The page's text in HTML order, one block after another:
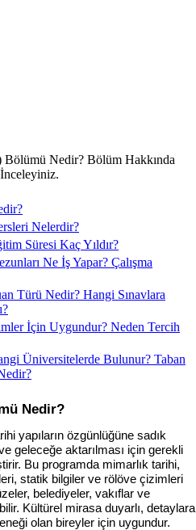
Nedir? Bölüm Hakkında
Nelerdir?
Süresi Kaç Yıldır?
Ne İş Yapar? Çalışma
Türü Nedir? Hangi Sınavlara
İçin Uygundur? Neden Tercih
Üniversitelerde Bulunur? Taban
Nedir?
yapıların özgünlüğüne sadık
geleceğe aktarılması için gerekli
Bu programda mimarlık tarihi,
statik bilgiler ve rölöve çizimleri
belediyeler, vakıflar ve
Kültürel mirasa duyarlı, detaylara
olan bireyler için uygundur.